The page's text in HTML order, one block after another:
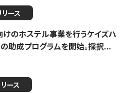
ース
けのホステル事業を行うケイズハ
助成プログラムを開始。採択...
ース